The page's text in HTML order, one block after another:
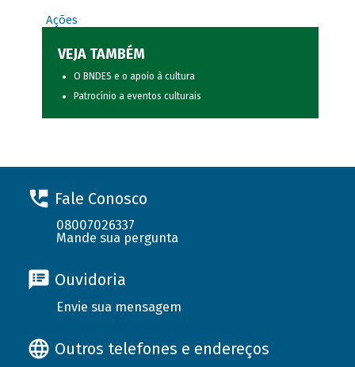
Ações
VEJA TAMBÉM
O BNDES e o apoio à cultura
Patrocínio a eventos culturais
Fale Conosco
08007026337
Mande sua pergunta
Ouvidoria
Envie sua mensagem
Outros telefones e endereços